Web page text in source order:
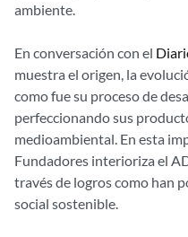
ambiente.
En conversación con el
muestra el origen, la
como fue su proceso de
perfeccionando sus
medioambiental. En esta
Fundadores interioriza el
través de logros como han
social sostenible.